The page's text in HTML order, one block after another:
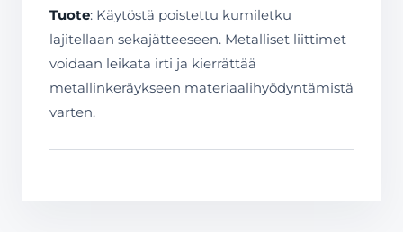
Tuote: Käytöstä poistettu kumiletku
lajitellaan sekajätteeseen. Metalliset liittimet
voidaan leikata irti ja kierrättää
metallinkeräykseen materiaalihyödyntämistä
varten.